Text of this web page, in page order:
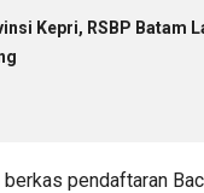
Kepri, RSBP Batam
pendaftaran